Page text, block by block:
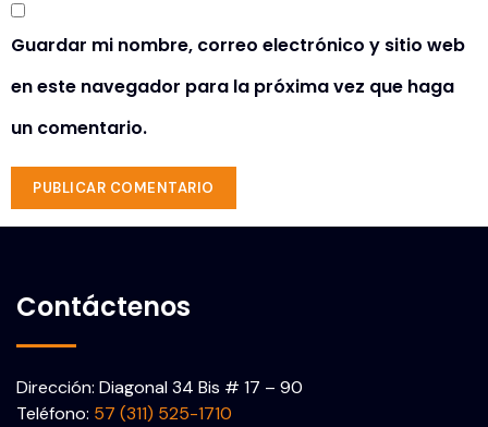
Guardar mi nombre, correo electrónico y sitio web
en este navegador para la próxima vez que haga
un comentario.
Contáctenos
Dirección: Diagonal 34 Bis # 17 – 90
Teléfono: 57 (311) 525-1710